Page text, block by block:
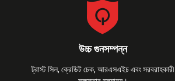
উচ্চ গুনসম্পন্ন
ট্রাস্ট সিল, ক্রেডিট চেক, আরএসএইচ এবং সরবরাহকারী